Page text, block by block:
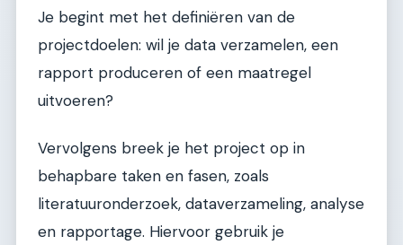
Je begint met het definiëren van de
projectdoelen: wil je data verzamelen, een
rapport produceren of een maatregel
uitvoeren?
Vervolgens breek je het project op in
behapbare taken en fasen, zoals
literatuuronderzoek, dataverzameling, analyse
en rapportage. Hiervoor gebruik je